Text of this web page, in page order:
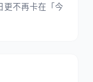
更不再卡在「今